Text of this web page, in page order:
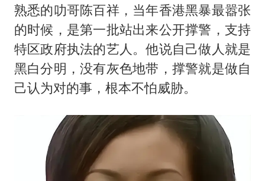
熟悉的叻哥陈百祥，当年香港黑暴最嚣张
的时候，是第一批站出来公开撑警，支持
特区政府执法的艺人。他说自己做人就是
黑白分明，没有灰色地带，撑警就是做自
己认为对的事，根本不怕威胁。